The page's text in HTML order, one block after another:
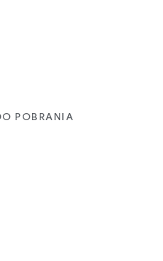
POBRANIA